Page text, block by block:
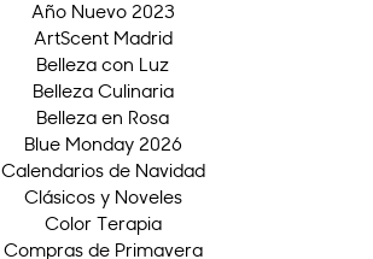
Año Nuevo 2023
ArtScent Madrid
Belleza con Luz
Belleza Culinaria
Belleza en Rosa
Blue Monday 2026
Calendarios de Navidad
Clásicos y Noveles
Color Terapia
Compras de Primavera